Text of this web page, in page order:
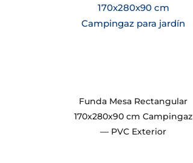
Funda Mesa Rectangular
170x280x90 cm Campingaz
— PVC Exterior